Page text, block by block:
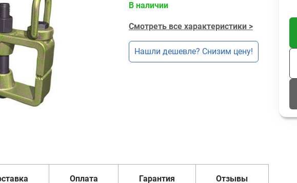
В наличии
Смотреть все характеристики >
Нашли дешевле? Снизим цену!
Оплата Гарантия Отзывы